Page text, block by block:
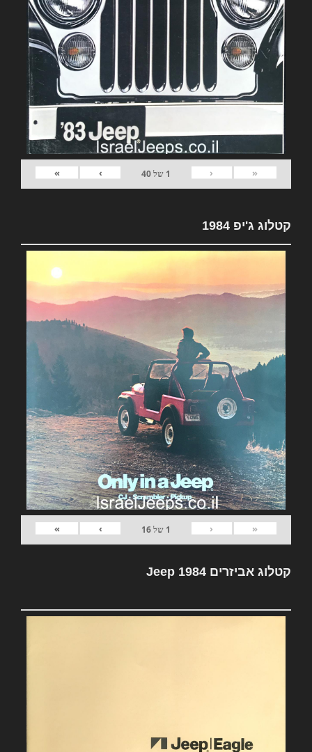
«
‹
1 של40
›
»
קטלוג ג'יפ 1984
«
‹
1 של16
›
»
קטלוג אביזרים Jeep 1984